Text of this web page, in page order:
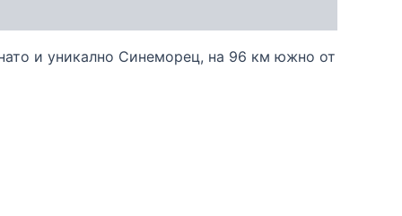
и уникално Синеморец, на 96 км южно от